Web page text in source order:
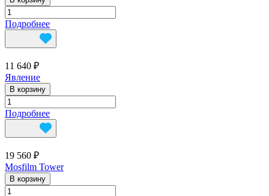
Подробнее
11 640 ₽
Явление
В корзину
Подробнее
19 560 ₽
Mosfilm Tower
В корзину